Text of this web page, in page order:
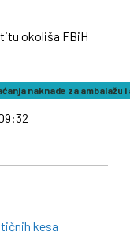
okoliša FBiH
naknade za ambalažu
kesa